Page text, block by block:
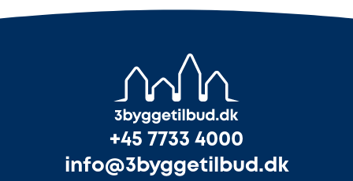
+45 7733 4000
info@3byggetilbud.dk